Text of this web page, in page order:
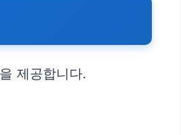
제공합니다.